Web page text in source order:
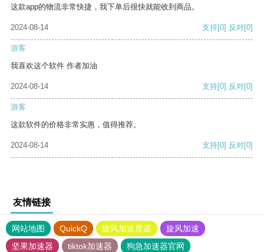
这款app的物流非常快捷，我下单后很快就能收到商品。
2024-08-14 支持[0] 反对[0]
游客
我喜欢这个软件 作者加油
2024-08-14 支持[0] 反对[0]
游客
这款软件的价格非常实惠，值得推荐。
2024-08-14 支持[0] 反对[0]
友情链接
网站地图 QuickQ 旋风加速度器
旋风加速
坚果加速器
tiktok加速器
狗急加速器官网